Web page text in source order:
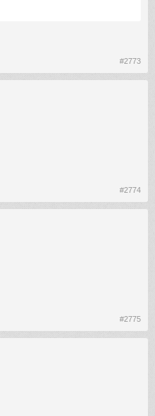
#2773
#2774
#2775